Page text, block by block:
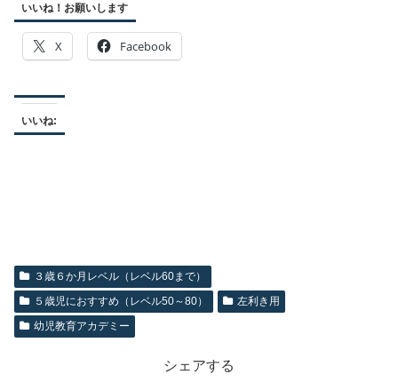
いいね！お願いします
X Facebook
いいね:
３歳６か月レベル（レベル60まで）
５歳児におすすめ（レベル50～80）
左利き用
幼児教育アカデミー
シェアする